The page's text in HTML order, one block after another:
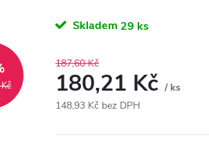
Skladem 29 ks
187,60 Kč
180,21 Kč / ks
148,93 Kč bez DPH
cena: